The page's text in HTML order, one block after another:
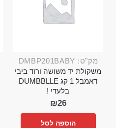
מק"ט: DMBP201BABY
משקולת יד משושה ורוד ביבי
דאמבל 1 קג DUMBBLLE
בלעדי !
₪26
הוספה לסל